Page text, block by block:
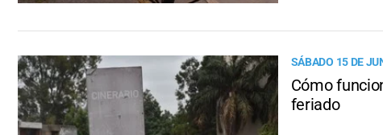
SÁBADO 15 DE
Cómo
feriado